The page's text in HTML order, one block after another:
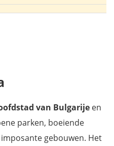
van Bulgarije en
parken, boeiende
gebouwen. Het